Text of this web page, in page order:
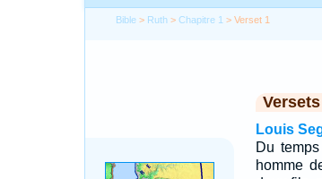
Bible > Ruth >Chapitre 1 > Verset 1
Louis
Du
homme